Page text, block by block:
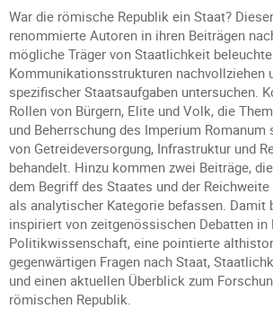
War die römische Republik ein Staat?
renommierte Autoren in ihren Beiträgen
mögliche Träger von Staatlichkeit
Kommunikationsstrukturen nachvollziehen
spezifischer Staatsaufgaben untersuchen.
Rollen von Bürgern, Elite und Volk, die
und Beherrschung des Imperium
von Getreideversorgung, Infrastruktur und
behandelt. Hinzu kommen zwei Beiträge,
dem Begriff des Staates und der
als analytischer Kategorie befassen. Damit
inspiriert von zeitgenössischen Debatten in
Politikwissenschaft, eine pointierte
gegenwärtigen Fragen nach Staat,
und einen aktuellen Überblick zum
römischen Republik.